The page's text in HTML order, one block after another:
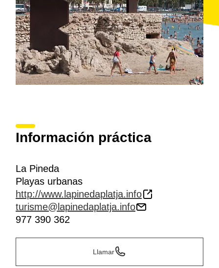
sector del levante es más estrecho y no dispone de
servicios.
Información práctica
La Pineda
Playas urbanas
http://www.lapinedaplatja.info
turisme@lapinedaplatja.info
977 390 362
Llamar